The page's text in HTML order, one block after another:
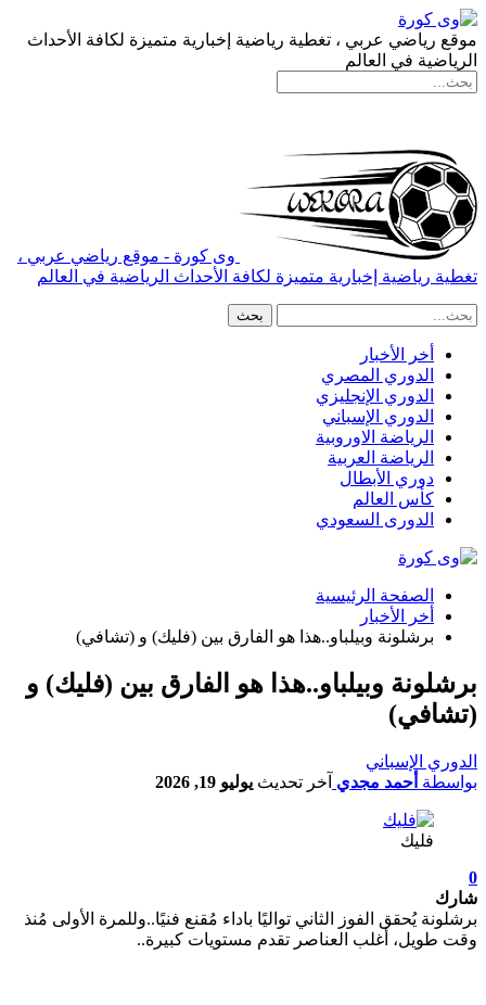
موقع رياضي عربي ، تغطية رياضية إخبارية متميزة لكافة الأحداث
الرياضية في العالم
وى كورة - موقع رياضي عربي ،
تغطية رياضية إخبارية متميزة لكافة الأحداث الرياضية في العالم
أخر الأخبار
الدوري المصري
الدوري الإنجليزي
الدوري الإسباني
الرياضة الاوروبية
الرياضة العربية
دوري الأبطال
كأس العالم
الدورى السعودي
الصفحة الرئيسية
أخر الأخبار
برشلونة وبيلباو..هذا هو الفارق بين (فليك) و (تشافي)
برشلونة وبيلباو..هذا هو الفارق بين (فليك) و
(تشافي)
الدوري الإسباني
بواسطة أحمد مجدي آخر تحديث يوليو 19, 2026
فليك
0
شارك
برشلونة يُحقق الفوز الثاني تواليًا باداء مُقنع فنيًا..وللمرة الأولى مُنذ
وقت طويل، أغلب العناصر تقدم مستويات كبيرة..